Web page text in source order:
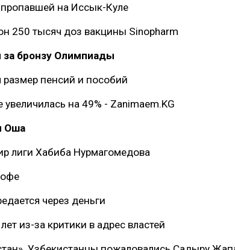
пропавшей на Иссык-Куле
250 тысяч доз вакцины Sinopharm
бронзу Олимпиады
размер пенсий и пособий
на 49% - Zanimaem.KG
Оша
лиги Хабиба Нурмагомедова
через деньги
из-за критики в адрес властей